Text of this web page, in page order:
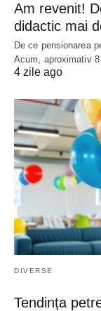
Am revenit!
didactic mai
De ce pensionarea
Acum, aproximativ
4 zile ago
DIVERSE
Tendința